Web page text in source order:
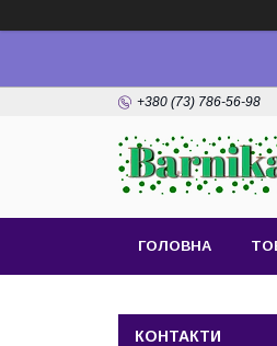
+380 (73) 786-56-98
ГОЛОВНА
КОНТАКТИ